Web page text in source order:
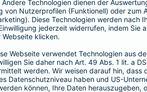
Basis
Alle
bis 2.500 EUR/